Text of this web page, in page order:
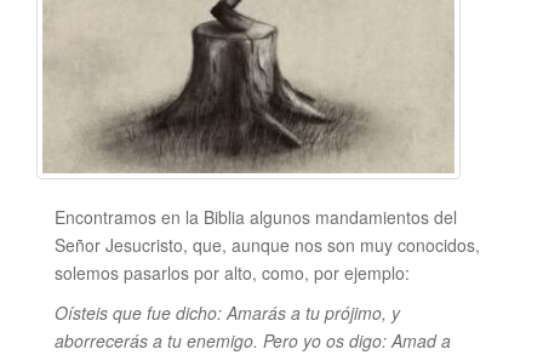
Encontramos en la Biblia algunos mandamientos del
Señor Jesucristo, que, aunque nos son muy conocidos,
solemos pasarlos por alto, como, por ejemplo:
Oísteis que fue dicho: Amarás a tu prójimo, y
aborrecerás a tu enemigo. Pero yo os digo: Amad a